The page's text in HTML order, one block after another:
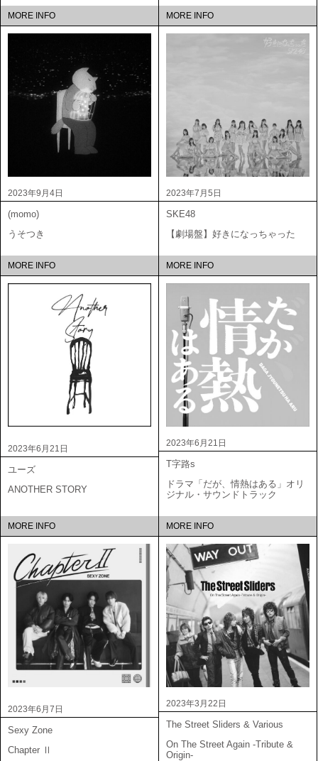
MORE INFO MORE INFO
2023年9月4日
(momo)
うそつき
MORE INFO
2023年7月5日
SKE48
【劇場盤】好きになっちゃった
MORE INFO
2023年6月21日
ユーズ
ANOTHER STORY
MORE INFO
2023年6月21日
T字路s
ドラマ「だが、情熱はある」オリ
ジナル・サウンドトラック
MORE INFO
2023年6月7日
Sexy Zone
Chapter Ⅱ
2023年3月22日
The Street Sliders & Various
On The Street Again -Tribute &
Origin-